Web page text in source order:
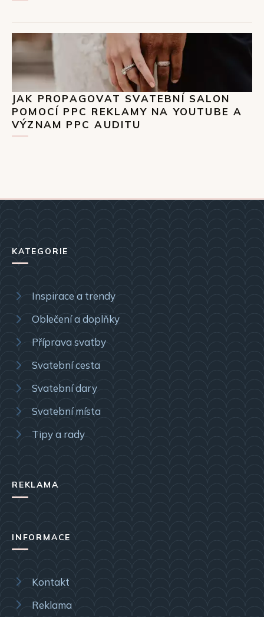
JAK PROPAGOVAT SVATEBNÍ SALON
POMOCÍ PPC REKLAMY NA YOUTUBE A
VÝZNAM PPC AUDITU
KATEGORIE
Inspirace a trendy
Oblečení a doplňky
Příprava svatby
Svatební cesta
Svatební dary
Svatební místa
Tipy a rady
REKLAMA
INFORMACE
Kontakt
Reklama